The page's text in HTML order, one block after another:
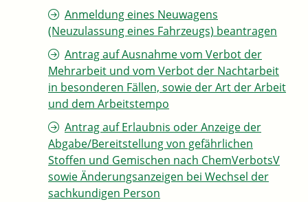
Anmeldung eines Neuwagens
(Neuzulassung eines Fahrzeugs) beantragen
Antrag auf Ausnahme vom Verbot der
Mehrarbeit und vom Verbot der Nachtarbeit
in besonderen Fällen, sowie der Art der Arbeit
und dem Arbeitstempo
Antrag auf Erlaubnis oder Anzeige der
Abgabe/Bereitstellung von gefährlichen
Stoffen und Gemischen nach ChemVerbotsV
sowie Änderungsanzeigen bei Wechsel der
sachkundigen Person